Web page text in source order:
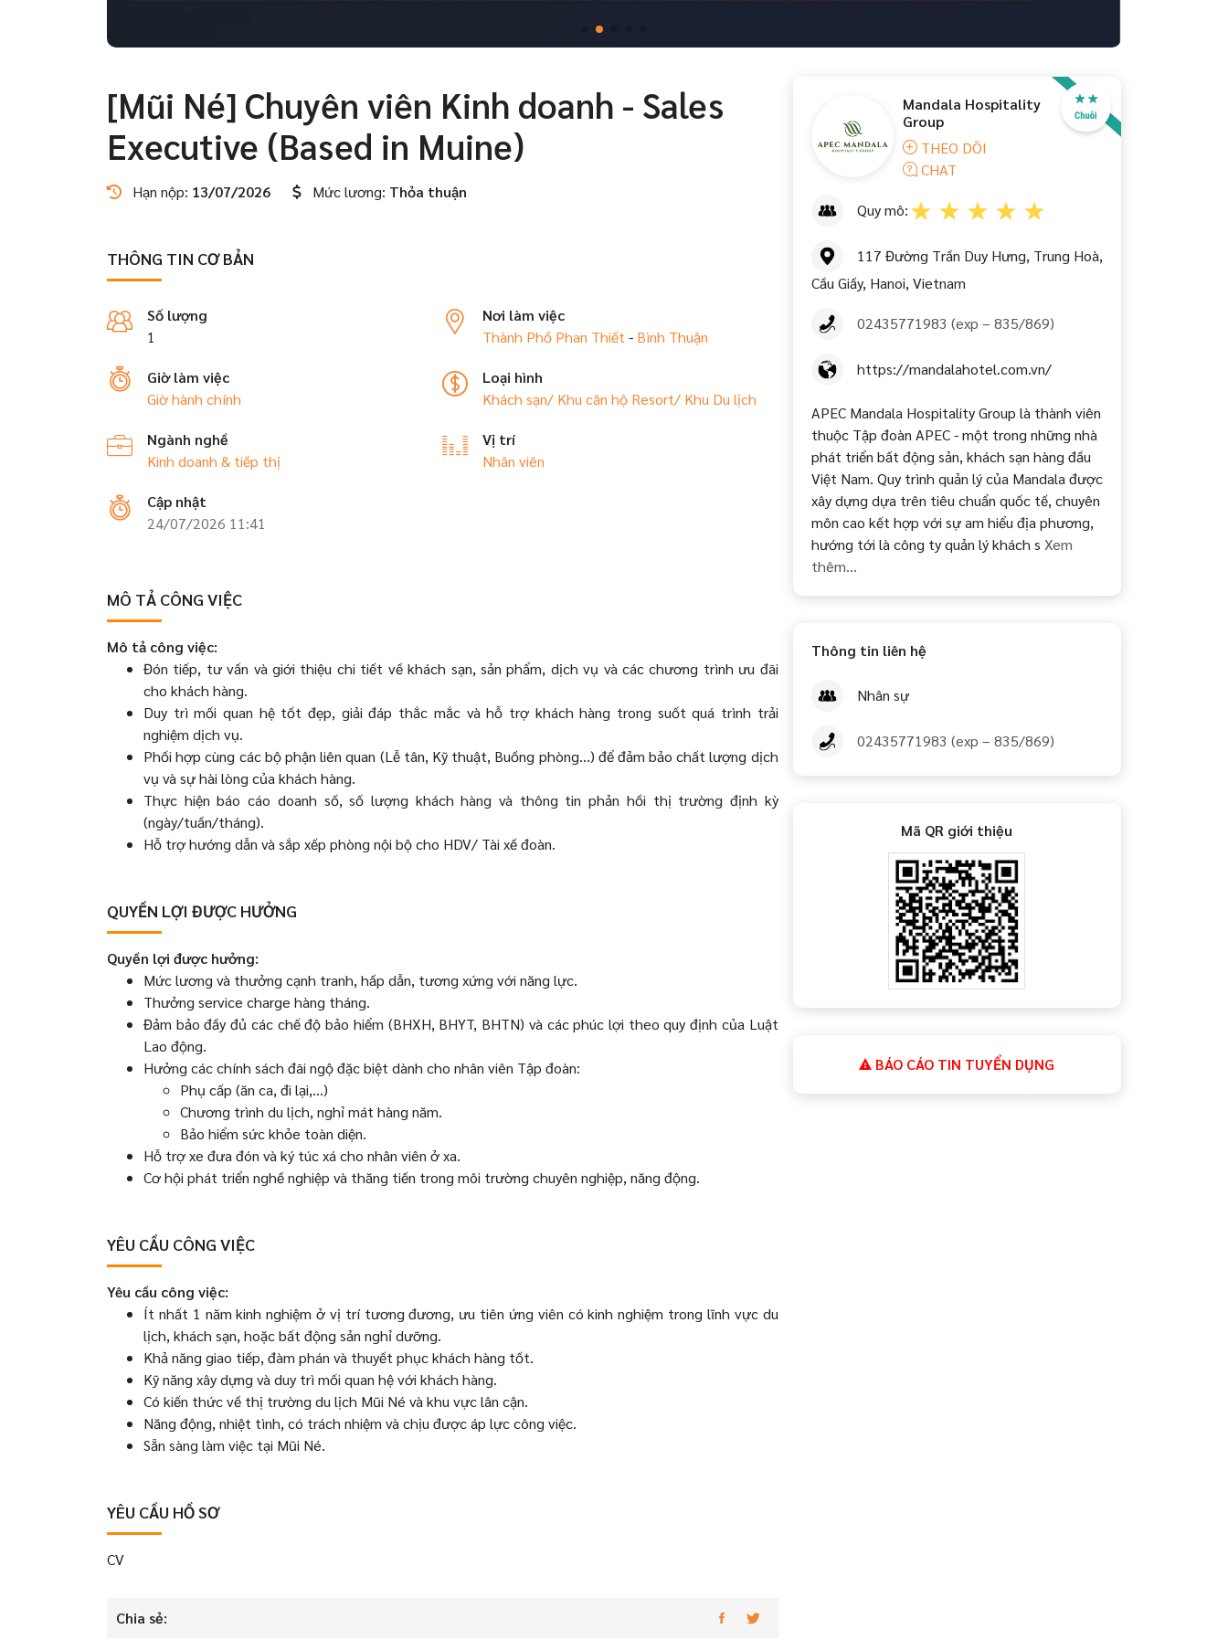
[Mũi Né] Chuyên viên Kinh doanh - Sales
Executive (Based in Muine)
Hạn nộp: 13/07/2026 Mức lương: Thỏa thuận
THÔNG TIN CƠ BẢN
Số lượng
1
Nơi làm việc
Thành Phố Phan Thiết - Bình Thuận
Giờ làm việc
Giờ hành chính
Loại hình
Khách sạn/ Khu căn hộ Resort/ Khu Du lịch
Ngành nghề
Kinh doanh & tiếp thị
Vị trí
Nhân viên
Cập nhật
24/07/2026 11:41
MÔ TẢ CÔNG VIỆC
Mô tả công việc:
Đón tiếp, tư vấn và giới thiệu chi tiết về khách sạn, sản phẩm, dịch vụ và các chương trình ưu đãi
cho khách hàng.
Duy trì mối quan hệ tốt đẹp, giải đáp thắc mắc và hỗ trợ khách hàng trong suốt quá trình trải
nghiệm dịch vụ.
Phối hợp cùng các bộ phận liên quan (Lễ tân, Kỹ thuật, Buồng phòng…) để đảm bảo chất lượng dịch
vụ và sự hài lòng của khách hàng.
Thực hiện báo cáo doanh số, số lượng khách hàng và thông tin phản hồi thị trường định kỳ
(ngày/tuần/tháng).
Hỗ trợ hướng dẫn và sắp xếp phòng nội bộ cho HDV/ Tài xế đoàn.
QUYỀN LỢI ĐƯỢC HƯỞNG
Quyền lợi được hưởng:
Mức lương và thưởng cạnh tranh, hấp dẫn, tương xứng với năng lực.
Thưởng service charge hàng tháng.
Đảm bảo đầy đủ các chế độ bảo hiểm (BHXH, BHYT, BHTN) và các phúc lợi theo quy định của Luật
Lao động.
Hưởng các chính sách đãi ngộ đặc biệt dành cho nhân viên Tập đoàn:
Phụ cấp (ăn ca, đi lại,…)
Chương trình du lịch, nghỉ mát hàng năm.
Bảo hiểm sức khỏe toàn diện.
Hỗ trợ xe đưa đón và ký túc xá cho nhân viên ở xa.
Cơ hội phát triển nghề nghiệp và thăng tiến trong môi trường chuyên nghiệp, năng động.
YÊU CẦU CÔNG VIỆC
Yêu cầu công việc:
Ít nhất 1 năm kinh nghiệm ở vị trí tương đương, ưu tiên ứng viên có kinh nghiệm trong lĩnh vực du
lịch, khách sạn, hoặc bất động sản nghỉ dưỡng.
Khả năng giao tiếp, đàm phán và thuyết phục khách hàng tốt.
Kỹ năng xây dựng và duy trì mối quan hệ với khách hàng.
Có kiến thức về thị trường du lịch Mũi Né và khu vực lân cận.
Năng động, nhiệt tình, có trách nhiệm và chịu được áp lực công việc.
Sẵn sàng làm việc tại Mũi Né.
YÊU CẦU HỒ SƠ
CV
Chia sẻ:
Mandala Hospitality
Group
THEO DÕI
CHAT
Quy mô:
117 Đường Trần Duy Hưng, Trung Hoà,
Cầu Giấy, Hanoi, Vietnam
02435771983 (exp – 835/869)
https://mandalahotel.com.vn/
APEC Mandala Hospitality Group là thành viên
thuộc Tập đoàn APEC - một trong những nhà
phát triển bất động sản, khách sạn hàng đầu
Việt Nam. Quy trình quản lý của Mandala được
xây dựng dựa trên tiêu chuẩn quốc tế, chuyên
môn cao kết hợp với sự am hiểu địa phương,
hướng tới là công ty quản lý khách s Xem
thêm...
Thông tin liên hệ
Nhân sự
02435771983 (exp – 835/869)
Mã QR giới thiệu
BÁO CÁO TIN TUYỂN DỤNG